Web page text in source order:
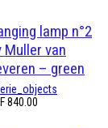
lamp n°2
Muller van
– green
840.00